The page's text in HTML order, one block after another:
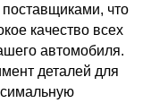
что
качество всех
автомобиля.
деталей для